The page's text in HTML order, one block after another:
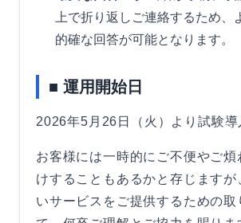
上で折り返しご連絡するため、
的確な回答が可能となります。
■ 運用開始日
2026年5月26日（火）より試験導
お客様には一時的にご不便やご煩
けすることもあるかと存じますが
いサービスをご提供するための取